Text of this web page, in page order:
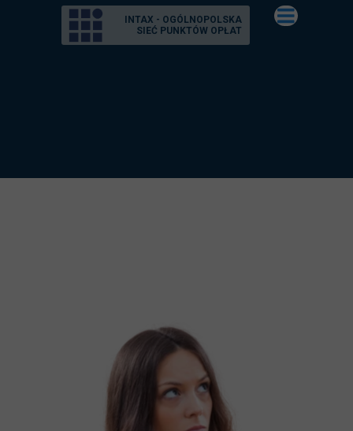
INTAX - OGÓLNOPOLSKA
SIEĆ PUNKTÓW OPŁAT